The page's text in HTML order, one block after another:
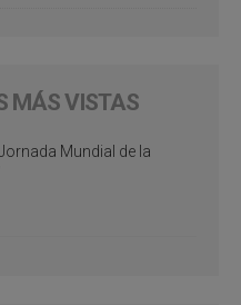
MÁS VISTAS
Mundial de la